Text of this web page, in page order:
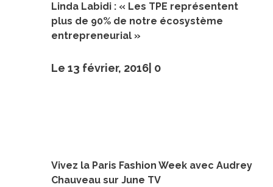
Linda Labidi : « Les TPE représentent
plus de 90% de notre écosystème
entrepreneurial »
Le 13 février, 2016| 0
Vivez la Paris Fashion Week avec Audrey
Chauveau sur June TV